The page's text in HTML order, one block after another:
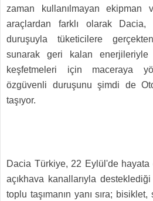
zaman kullanılmayan ekipman
araçlardan farklı olarak Dacia,
duruşuyla tüketicilere
sunarak geri kalan enerjileriyle
keşfetmeleri için maceraya
özgüvenli duruşunu şimdi de
taşıyor.
Dacia Türkiye, 22 Eylül'de
açıkhava kanallarıyla
toplu taşımanın yanı sıra;